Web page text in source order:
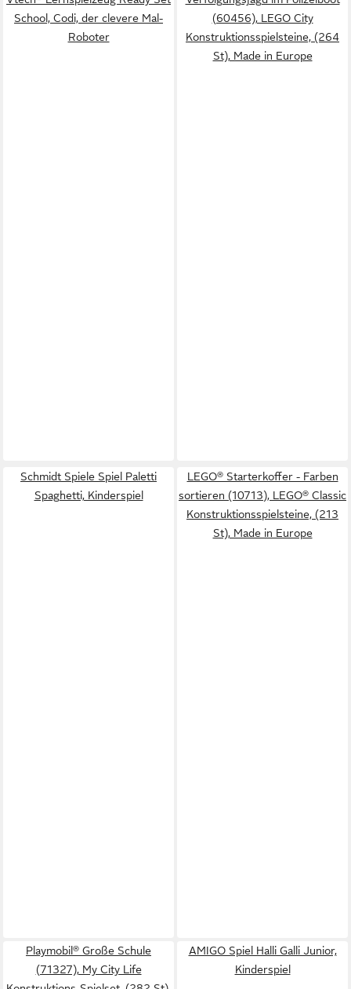
School, Codi, der clevere Mal-
Roboter
(60456), LEGO City
Konstruktionsspielsteine, (264
St), Made in Europe
Schmidt Spiele Spiel Paletti
Spaghetti, Kinderspiel
LEGO® Starterkoffer - Farben
sortieren (10713), LEGO® Classic
Konstruktionsspielsteine, (213
St), Made in Europe
Playmobil® Große Schule
(71327), My City Life
AMIGO Spiel Halli Galli Junior,
Kinderspiel